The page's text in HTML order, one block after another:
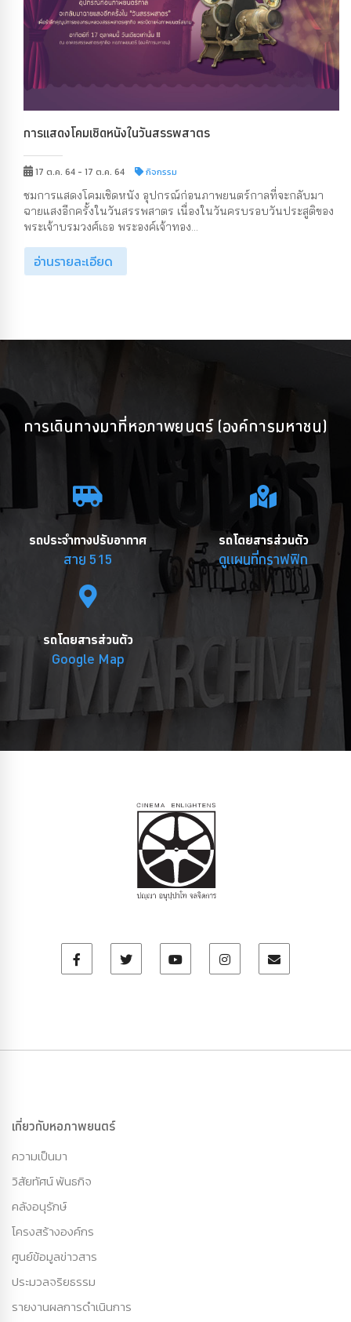
การแสดงโคมเชิดหนังในวันสรรพสาตร
17 ต.ค. 64 - 17 ต.ค. 64 กิจกรรม
ชมการแสดงโคมเชิดหนัง อุปกรณ์ก่อนภาพยนตร์กาลที่จะกลับมา
ฉายแสงอีกครั้งในวันสรรพสาตร เนื่องในวันครบรอบวันประสูติของ
พระเจ้าบรมวงศ์เธอ พระองค์เจ้าทอง...
อ่านรายละเอียด
การเดินทางมาที่หอภาพยนตร์ (องค์การมหาชน)
รถประจำทางปรับอากาศ
สาย 515
รถโดยสารส่วนตัว
ดูแผนที่กราฟฟิก
รถโดยสารส่วนตัว
Google Map
เกี่ยวกับหอภาพยนตร์
ความเป็นมา
วิสัยทัศน์ พันธกิจ
คลังอนุรักษ์
โครงสร้างองค์กร
ศูนย์ข้อมูลข่าวสาร
ประมวลจริยธรรม
รายงานผลการดำเนินการ